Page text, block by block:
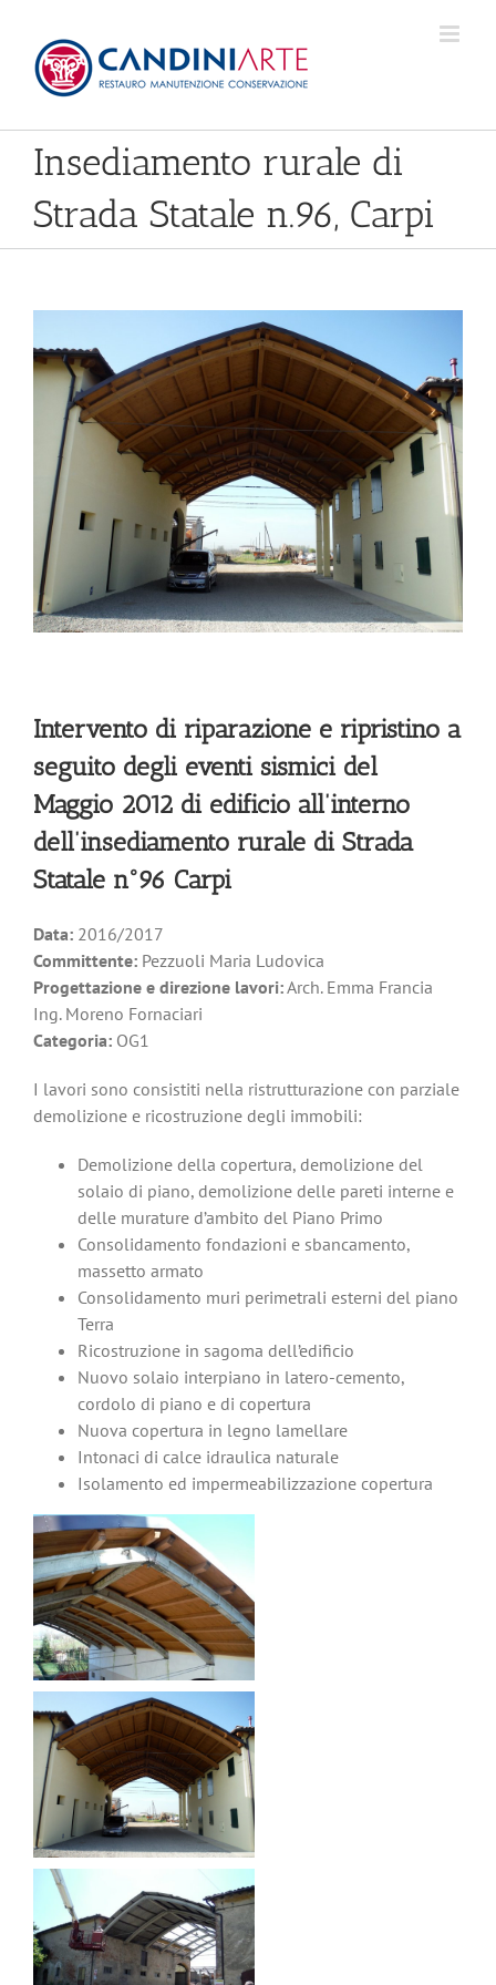
content
Insediamento rurale di
Strada Statale n.96, Carpi
Larger
Image
Intervento di riparazione e ripristino a
seguito degli eventi sismici del
Maggio 2012 di edificio all’interno
dell’insediamento rurale di Strada
Statale n°96 Carpi
Data: 2016/2017
Committente: Pezzuoli Maria Ludovica
Progettazione e direzione lavori:Arch. Emma Francia
Ing. Moreno Fornaciari
Categoria: OG1
I lavori sono consistiti nella ristrutturazione con parziale
demolizione e ricostruzione degli immobili:
Demolizione della copertura, demolizione del
solaio di piano, demolizione delle pareti interne e
delle murature d’ambito del Piano Primo
Consolidamento fondazioni e sbancamento,
massetto armato
Consolidamento muri perimetrali esterni del piano
Terra
Ricostruzione in sagoma dell’edificio
Nuovo solaio interpiano in latero-cemento,
cordolo di piano e di copertura
Nuova copertura in legno lamellare
Intonaci di calce idraulica naturale
Isolamento ed impermeabilizzazione copertura